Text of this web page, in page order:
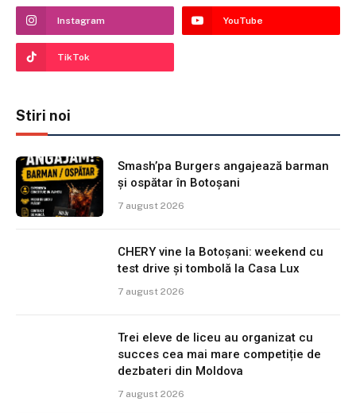
Instagram YouTube
TikTok
Stiri noi
Smash’pa Burgers angajează barman
și ospătar în Botoșani
7 august 2026
CHERY vine la Botoșani: weekend cu
test drive și tombolă la Casa Lux
7 august 2026
Trei eleve de liceu au organizat cu
succes cea mai mare competiție de
dezbateri din Moldova
7 august 2026